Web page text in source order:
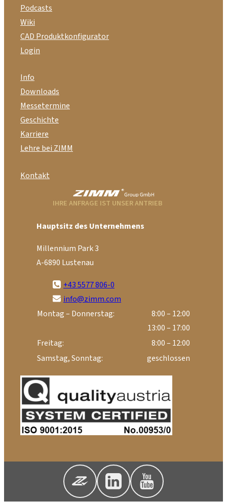
Podcasts
Wiki
CAD Produktkonfigurator
Login
Info
Downloads
Messetermine
Geschichte
Karriere
Lehre bei ZIMM
Kontakt
IHRE ANFRAGE IST UNSER ANTRIEB
Hauptsitz des Unternehmens
Millennium Park 3
A-6890 Lustenau
+43 5577 806-0
info@zimm.com
Montag – Donnerstag:
8:00 – 12:00
13:00 – 17:00
Freitag:
8:00 – 12:00
Samstag, Sonntag:
geschlossen